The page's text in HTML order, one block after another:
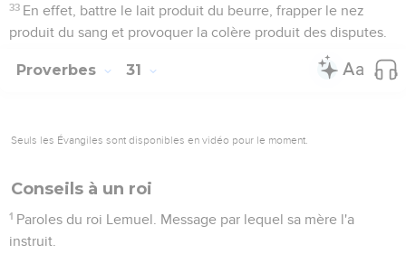
33 En effet, battre le lait produit du beurre, frapper le nez
produit du sang et provoquer la colère produit des disputes.
Proverbes 31
Seuls les Évangiles sont disponibles en vidéo pour le moment.
Conseils à un roi
1 Paroles du roi Lemuel. Message par lequel sa mère l'a
instruit.